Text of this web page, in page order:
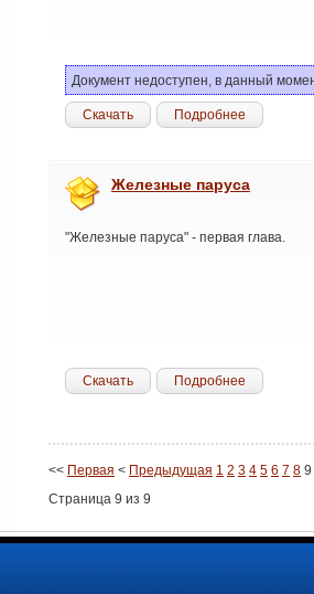
Документ недоступен, в данный
Скачать Подробнее
Железные паруса
"Железные паруса" - первая глава.
Скачать Подробнее
<< Первая < Предыдущая 1 2 3 4 5 6 7 8 9
Страница 9 из 9